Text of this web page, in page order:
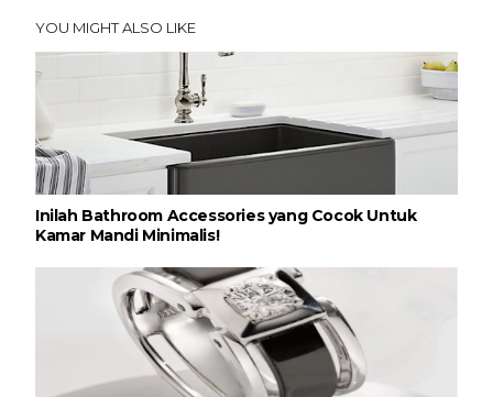
YOU MIGHT ALSO LIKE
Inilah Bathroom Accessories yang Cocok Untuk
Kamar Mandi Minimalis!